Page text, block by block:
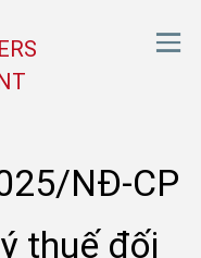
NĐ-CP
thuế đối